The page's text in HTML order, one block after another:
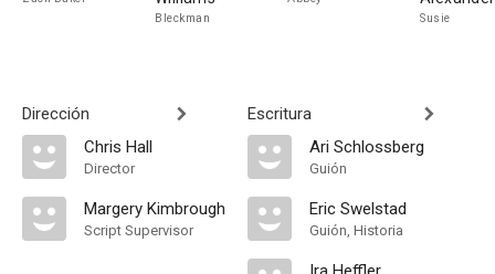
Bleckman Susie
Dirección
Chris Hall
Director
Margery Kimbrough
Script Supervisor
Escritura
Ari Schlossberg
Guión
Eric Swelstad
Guión, Historia